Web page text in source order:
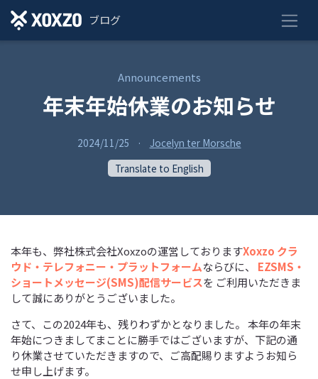
ブログ
Announcements
年末年始休業のお知らせ
2024/11/25 ·
Jocelyn ter Morsche
Translate to English
本年も、弊社株式会社Xoxzoの運営しておりますXoxzo クラ
ウド・テレフォニー・プラットフォームならびに、 EZSMS・
ショートメッセージ(SMS)配信サービスを ご利用いただきま
して誠にありがとうございました。
さて、この2024年も、残りわずかとなりました。 本年の年末
年始につきましてまことに勝手ではございますが、下記の通
り休業させていただきますので、ご高配賜りますようお知ら
せ申し上げます。